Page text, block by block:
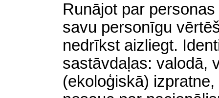
Runājot par
savu personīgu
nedrīkst aizliegt.
sastāvdaļas: valodā,
(ekoloģiskā)